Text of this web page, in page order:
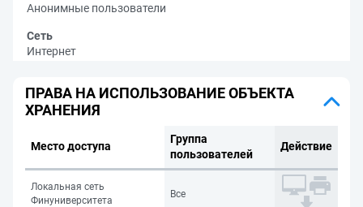
Анонимные пользователи
Сеть
Интернет
ПРАВА НА ИСПОЛЬЗОВАНИЕ ОБЪЕКТА
ХРАНЕНИЯ
Место доступа
Группа
пользователей
Действие
Локальная сеть
Финуниверситета
Все